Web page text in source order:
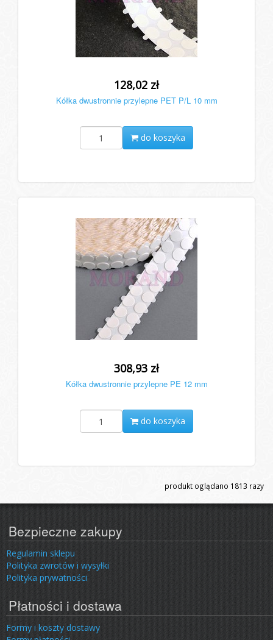
128,02 zł
Kółka dwustronnie przylepne PET P/L 10 mm
do koszyka
308,93 zł
Kółka dwustronnie przylepne PE 12 mm
do koszyka
produkt oglądano 1813 razy
Bezpieczne zakupy
Regulamin sklepu
Polityka zwrotów i wysyłki
Polityka prywatności
Płatności i dostawa
Formy i koszty dostawy